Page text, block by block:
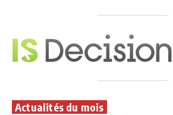
Actualités du mois